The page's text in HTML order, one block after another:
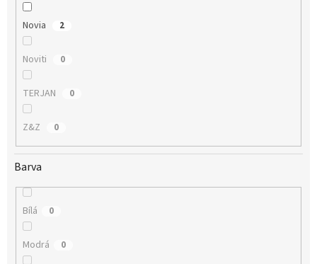
Novia 2
Noviti 0
TERJAN 0
Z&Z 0
Barva
Bílá 0
Modrá 0